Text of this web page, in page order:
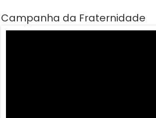
Campanha da Fraternidade